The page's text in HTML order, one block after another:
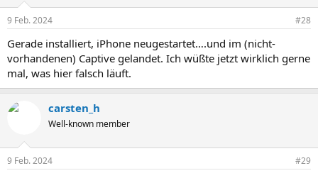
9 Feb. 2024 #28
Gerade installiert, iPhone neugestartet….und im (nicht-
vorhandenen) Captive gelandet. Ich wüßte jetzt wirklich gerne
mal, was hier falsch läuft.
carsten_h
Well-known member
9 Feb. 2024 #29